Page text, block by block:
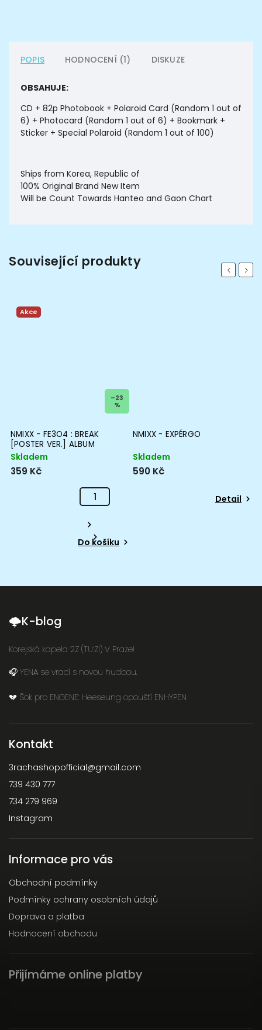
POPIS HODNOCENÍ (1) DISKUZE
OBSAHUJE:
CD + 82p Photobook + Polaroid Card (Random 1 out of
6) + Photocard (Random 1 out of 6) + Bookmark +
Sticker + Special Polaroid (Random 1 out of 100)
Ships from Korea, Republic of
100% Original Brand New Item
Will be Count Towards Hanteo and Gaon Chart
Související produkty Previous
Akce
–23
%
NMIXX - FE3O4 : BREAK
[POSTER VER.] ALBUM
Skladem
359 Kč
Do košíku
NMIXX - EXPÉRGO
Skladem
590 Kč
Detail
Next
🌩K-blog
Korejská kapela 2Z (TU:ZI) V Praze!
🎧 YENA se vrací s novou hudbou.
💔 Šok pro ENGENE: Heeseung opouští ENHYPEN
Kontakt
3rachashopofficial@gmail.com
739 430 777
734 279 969
Instagram
Informace pro vás
Obchodní podmínky
Podmínky ochrany osobních údajů
Doprava a platba
Hodnocení obchodu
Přijímáme online platby